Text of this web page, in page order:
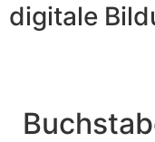
digitale